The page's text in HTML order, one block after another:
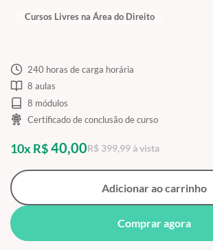
Cursos Livres na Área do Direito
240 horas de carga horária
8 aulas
8 módulos
Certificado de conclusão de curso
10x R$40,00R$ 399,99 à vista
Adicionar ao carrinho
Comprar agora